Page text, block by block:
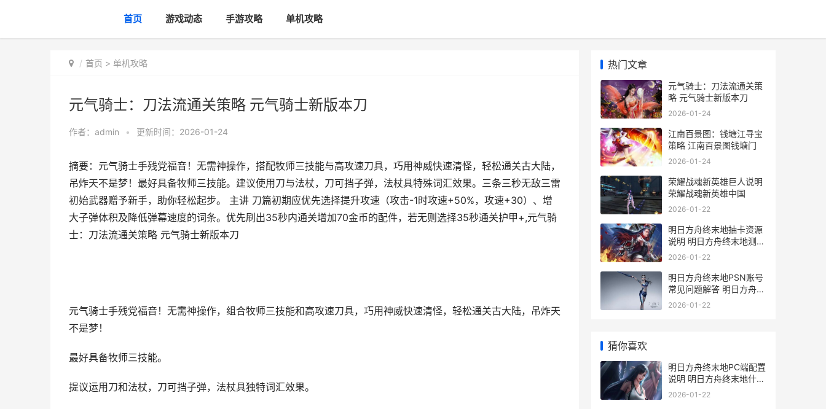
首页 游戏动态 手游攻略 单机攻略
首页 > 单机攻略
元气骑士：刀法流通关策略 元气骑士新版本刀
作者： admin • 更新时间：2026-01-24
摘要：元气骑士手残党福音！无需神操作，搭配牧师三技能与高攻速刀具，巧用神威快速清怪，轻松通关古大陆，
吊炸天不是梦！最好具备牧师三技能。建议使用刀与法杖，刀可挡子弹，法杖具特殊词汇效果。三条三秒无敌三雷
初始武器赠予新手，助你轻松起步。 主讲 刀篇初期应优先选择提升攻速（攻击-1时攻速+50%，攻速+30）、增
大子弹体积及降低弹幕速度的词条。优先刷出35秒内通关增加70金币的配件，若无则选择35秒通关护甲+,元气骑
士：刀法流通关策略 元气骑士新版本刀
元气骑士手残党福音！无需神操作，组合牧师三技能和高攻速刀具，巧用神威快速清怪，轻松通关古大陆，吊炸天
不是梦！
最好具备牧师三技能。
提议运用刀和法杖，刀可挡子弹，法杖具独特词汇效果。
热门文章
元气骑士：刀法流通关策
略 元气骑士新版本刀
2026-01-24
江南百景图：钱塘江寻宝
策略 江南百景图钱塘门
2026-01-24
荣耀战魂新英雄巨人说明
荣耀战魂新英雄中国
2026-01-22
明日方舟终末地抽卡资源
说明 明日方舟终末地测试
资格
2026-01-22
明日方舟终末地PSN账号
常见问题解答 明日方舟终
末地公测时间
2026-01-22
猜你喜欢
明日方舟终末地PC端配置
说明 明日方舟终末地什么
时候上线
2026-01-22